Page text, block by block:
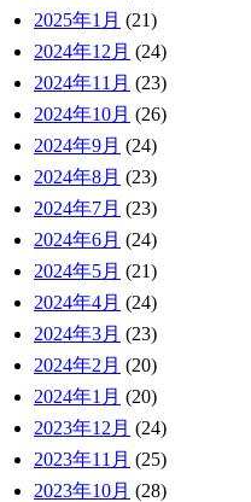
2025年1月 (21)
2024年12月 (24)
2024年11月 (23)
2024年10月 (26)
2024年9月 (24)
2024年8月 (23)
2024年7月 (23)
2024年6月 (24)
2024年5月 (21)
2024年4月 (24)
2024年3月 (23)
2024年2月 (20)
2024年1月 (20)
2023年12月 (24)
2023年11月 (25)
2023年10月 (28)